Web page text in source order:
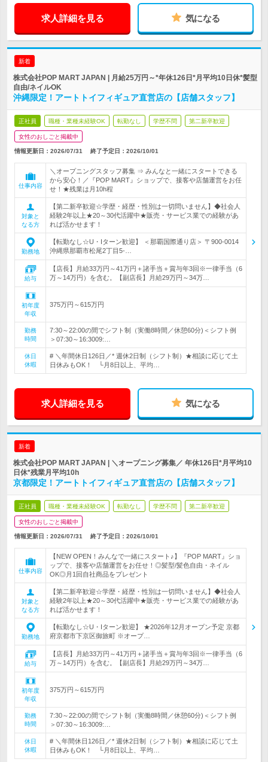
求人詳細を見る 気になる
新着
株式会社POP MART JAPAN | 月給25万円～*年休126日*月平均10日休*髪型
自由/ネイルOK
沖縄限定！アートトイフィギュア直営店の【店舗スタッフ】
正社員 職種・業種未経験OK 転勤なし 学歴不問 第二新卒歓迎
女性のおしごと掲載中
情報更新日：2026/07/31 終了予定日： 2026/10/01
仕事内容
＼オープニングスタッフ募集 ⇒ みんなと一緒にスタートできる
から安心！／『POP MART』ショップで、接客や店舗運営をお任
せ！★残業は月10h程
対象と
なる方
【第二新卒歓迎☆学歴・経歴・性別は一切問いません】◆社会人
経験2年以上★20～30代活躍中★販売・サービス業での経験があ
れば活かせます！
勤務地
【転勤なし☆U・Iターン歓迎】 ＜那覇国際通り店＞ 〒900-0014
沖縄県那覇市松尾2丁目5-…
給与
【店長】月給33万円～41万円＋諸手当＋賞与年3回※一律手当（6
万～14万円）を含む。【副店長】月給29万円～34万…
初年度
年収
375万円～615万円
勤務
時間
7:30～22:00の間でシフト制（実働8時間／休憩60分)＜シフト例
＞07:30～16:3009:…
休日
休暇
# ＼年間休日126日／* 週休2日制（シフト制）★相談に応じて土
日休みもOK！ └月8日以上、平均…
求人詳細を見る 気になる
新着
株式会社POP MART JAPAN | ＼オープニング募集／ 年休126日*月平均10
日休*残業月平均10h
京都限定！アートトイフィギュア直営店の【店舗スタッフ】
正社員 職種・業種未経験OK 転勤なし 学歴不問 第二新卒歓迎
女性のおしごと掲載中
情報更新日：2026/07/31 終了予定日： 2026/10/01
仕事内容
【NEW OPEN！みんなで一緒にスタート♪】『POP MART』ショ
ップで、接客や店舗運営をお任せ！◎髪型/髪色自由・ネイル
OK◎月1回自社商品をプレゼント
対象と
なる方
【第二新卒歓迎☆学歴・経歴・性別は一切問いません】◆社会人
経験2年以上★20～30代活躍中★販売・サービス業での経験があ
れば活かせます！
勤務地
【転勤なし☆U・Iターン歓迎】 ★2026年12月オープン予定 京都
府京都市下京区御旅町 ※オープ…
給与
【店長】月給33万円～41万円＋諸手当＋賞与年3回※一律手当（6
万～14万円）を含む。【副店長】月給29万円～34万…
初年度
年収
375万円～615万円
勤務
時間
7:30～22:00の間でシフト制（実働8時間／休憩60分)＜シフト例
＞07:30～16:3009:…
休日
休暇
# ＼年間休日126日／* 週休2日制（シフト制）★相談に応じて土
日休みもOK！ └月8日以上、平均…